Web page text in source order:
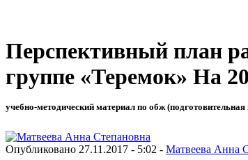
Перспективный план
группе «Теремок» На
учебно-методический материал по обж (подготовительная
Опубликовано 27.11.2017 - 5:02 - Матвеева Анна